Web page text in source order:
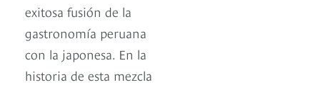
exitosa fusión de la
gastronomía peruana
con la japonesa. En la
historia de esta mezcla